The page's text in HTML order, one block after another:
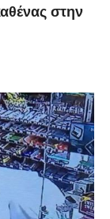
στην